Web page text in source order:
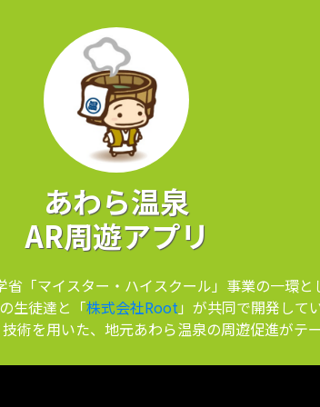
あわら温泉
AR周遊アプリ
「マイスター・ハイスクール」事業の一環と
生徒達と「株式会社Root」が共同で開発してい
技術を用いた、地元あわら温泉の周遊促進がテー